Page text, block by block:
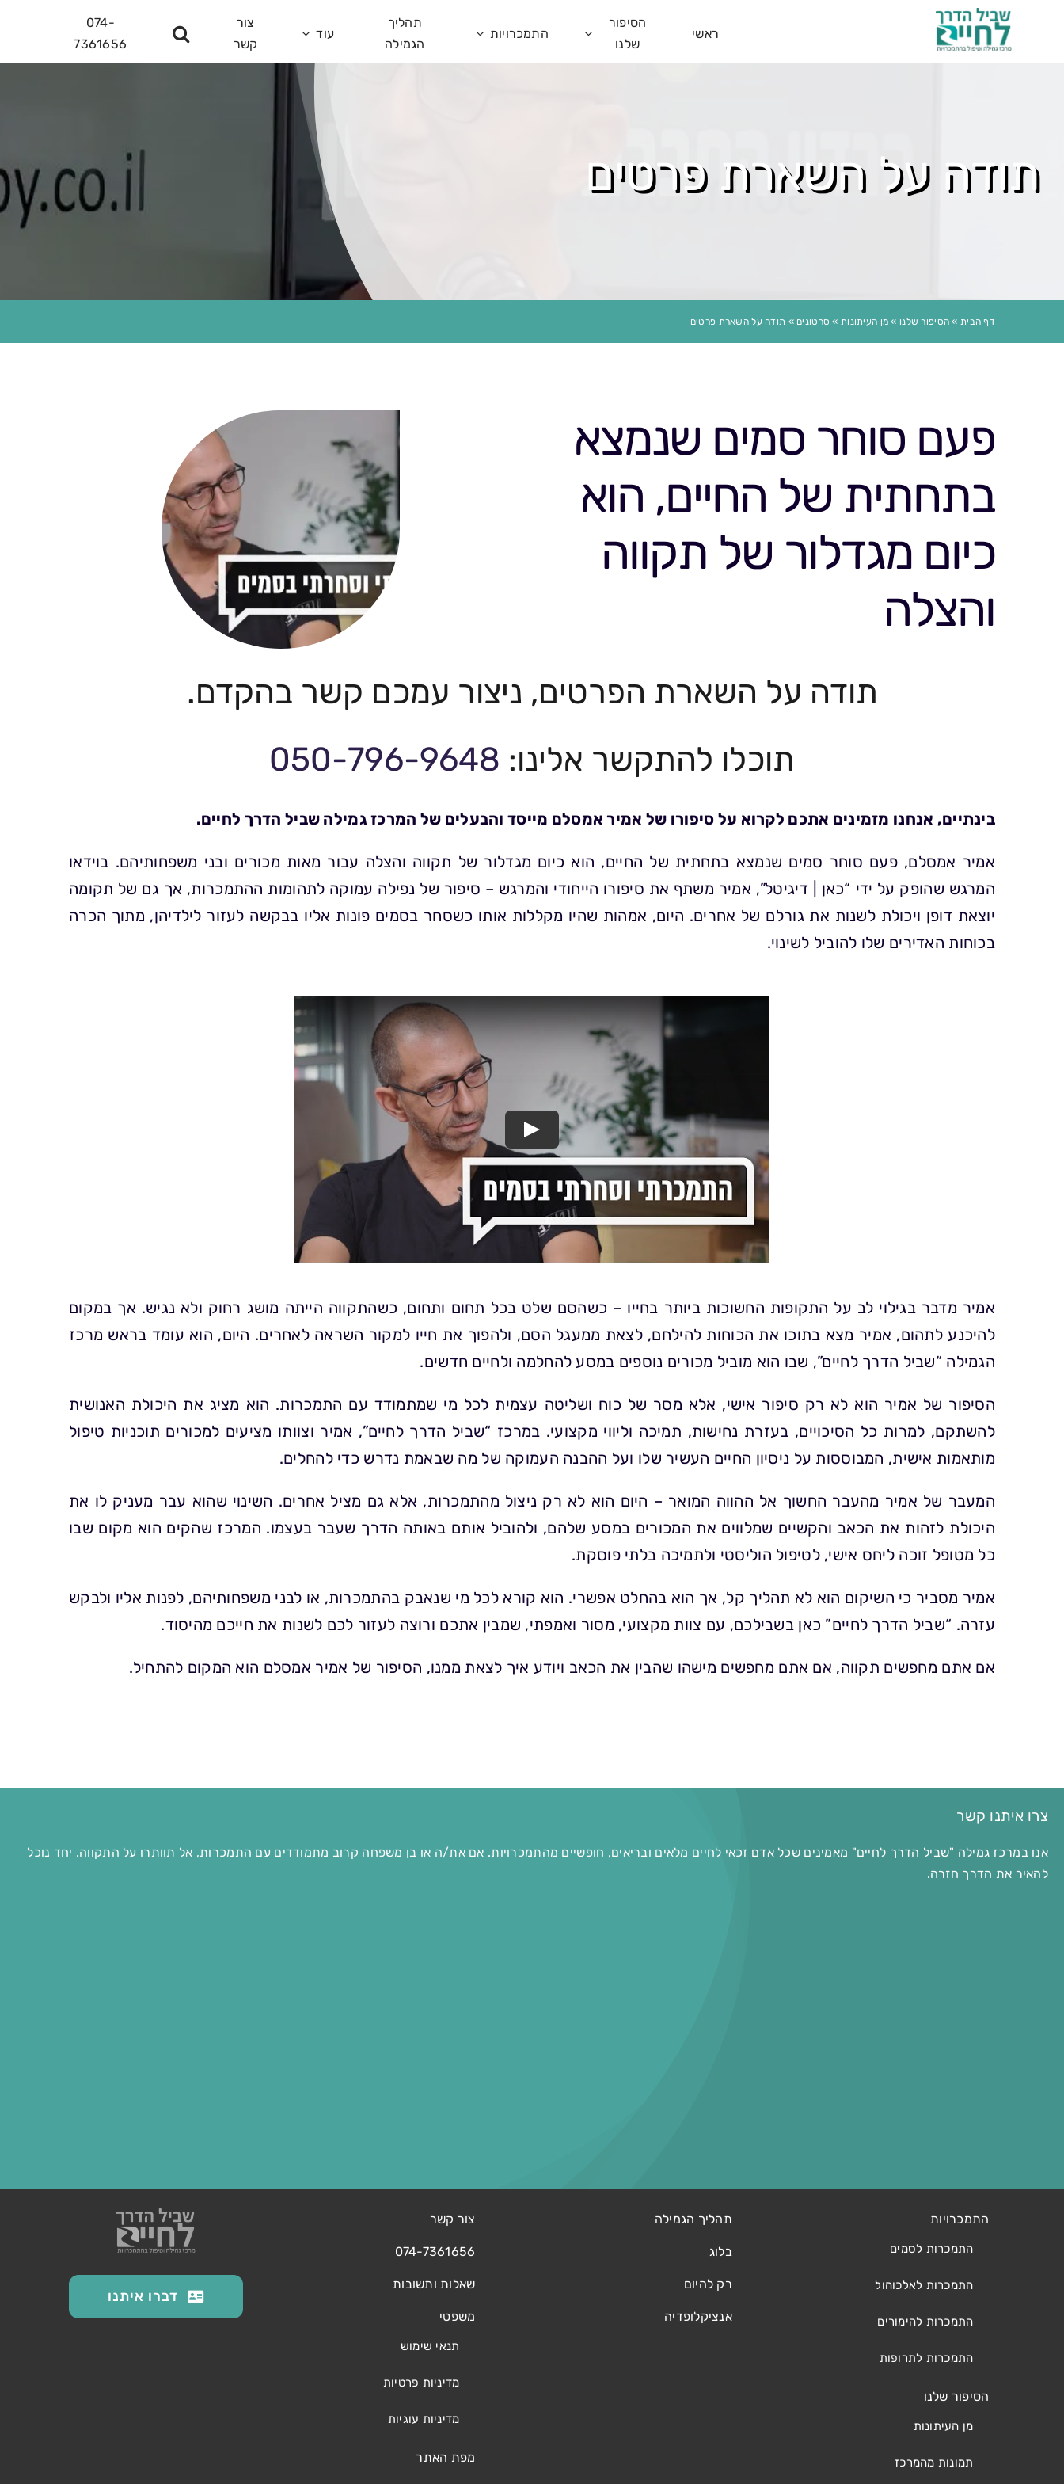
ראשי
הסיפור
שלנו
התמכרויות
תהליך
הגמילה
עוד
צור
קשר
074-
7361656
תודה על השארת פרטים
דף הבית» הסיפור שלנו » מן העיתונות» סרטונים » תודה על השארת פרטים
פעם סוחר סמים שנמצא
בתחתית של החיים, הוא
כיום מגדלור של תקווה
והצלה
תודה על השארת הפרטים, ניצור עמכם קשר בהקדם.
תוכלו להתקשר אלינו: 050-796-9648
בינתיים, אנחנו מזמינים אתכם לקרוא על סיפורו של אמיר אמסלם מייסד והבעלים של המרכז גמילה שביל הדרך לחיים.
אמיר אמסלם, פעם סוחר סמים שנמצא בתחתית של החיים, הוא כיום מגדלור של תקווה והצלה עבור מאות מכורים ובני משפחותיהם. בוידאו
המרגש שהופק על ידי “כאן | דיגיטל”, אמיר משתף את סיפורו הייחודי והמרגש – סיפור של נפילה עמוקה לתהומות ההתמכרות, אך גם של תקומה
יוצאת דופן ויכולת לשנות את גורלם של אחרים. היום, אמהות שהיו מקללות אותו כשסחר בסמים פונות אליו בבקשה לעזור לילדיהן, מתוך הכרה
בכוחות האדירים שלו להוביל לשינוי.
Play
אמיר מדבר בגילוי לב על התקופות החשוכות ביותר בחייו – כשהסם שלט בכל תחום ותחום, כשהתקווה הייתה מושג רחוק ולא נגיש. אך במקום
להיכנע לתהום, אמיר מצא בתוכו את הכוחות להילחם, לצאת ממעגל הסם, ולהפוך את חייו למקור השראה לאחרים. היום, הוא עומד בראש מרכז
הגמילה “שביל הדרך לחיים”, שבו הוא מוביל מכורים נוספים במסע להחלמה ולחיים חדשים.
הסיפור של אמיר הוא לא רק סיפור אישי, אלא מסר של כוח ושליטה עצמית לכל מי שמתמודד עם התמכרות. הוא מציג את היכולת האנושית
להשתקם, למרות כל הסיכויים, בעזרת נחישות, תמיכה וליווי מקצועי. במרכז “שביל הדרך לחיים”, אמיר וצוותו מציעים למכורים תוכניות טיפול
מותאמות אישית, המבוססות על ניסיון החיים העשיר שלו ועל ההבנה העמוקה של מה שבאמת נדרש כדי להחלים.
המעבר של אמיר מהעבר החשוך אל ההווה המואר – היום הוא לא רק ניצול מהתמכרות, אלא גם מציל אחרים. השינוי שהוא עבר מעניק לו את
היכולת לזהות את הכאב והקשיים שמלווים את המכורים במסע שלהם, ולהוביל אותם באותה הדרך שעבר בעצמו. המרכז שהקים הוא מקום שבו
כל מטופל זוכה ליחס אישי, לטיפול הוליסטי ולתמיכה בלתי פוסקת.
אמיר מסביר כי השיקום הוא לא תהליך קל, אך הוא בהחלט אפשרי. הוא קורא לכל מי שנאבק בהתמכרות, או לבני משפחותיהם, לפנות אליו ולבקש
עזרה. “שביל הדרך לחיים” כאן בשבילכם, עם צוות מקצועי, מסור ואמפתי, שמבין אתכם ורוצה לעזור לכם לשנות את חייכם מהיסוד.
אם אתם מחפשים תקווה, אם אתם מחפשים מישהו שהבין את הכאב ויודע איך לצאת ממנו, הסיפור של אמיר אמסלם הוא המקום להתחיל.
צרו איתנו קשר
אנו במרכז גמילה "שביל הדרך לחיים" מאמינים שכל אדם זכאי לחיים מלאים ובריאים, חופשיים מהתמכרויות. אם את/ה או בן משפחה קרוב מתמודדים עם התמכרות, אל תוותרו על התקווה. יחד נוכל
להאיר את הדרך חזרה.
התמכרויות
התמכרות לסמים
התמכרות לאלכוהול
התמכרות להימורים
התמכרות לתרופות
הסיפור שלנו
מן העיתונות
תמונות מהמרכז
תהליך הגמילה
בלוג
רק להיום
אנציקלופדיה
צור קשר
074-7361656
שאלות ותשובות
משפטי
תנאי שימוש
מדיניות פרטיות
מדיניות עוגיות
מפת האתר
דברו איתנו